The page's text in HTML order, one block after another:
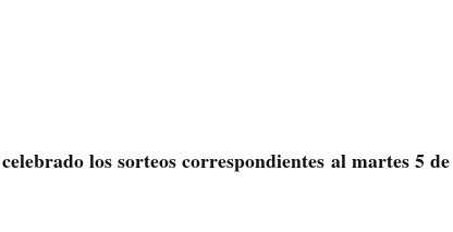
los sorteos correspondientes al martes 5 de